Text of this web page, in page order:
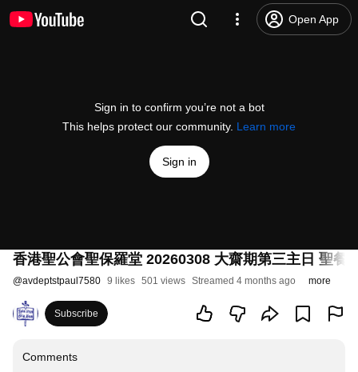
Open App
Sign in to confirm you’re not a bot
This helps protect our community. Learn more
Sign in
香港聖公會聖保羅堂 20260308 大齋期第三主日 聖餐
@avdeptstpaul7580 9 likes 501 views Streamed 4 months ago more
Subscribe
Comments